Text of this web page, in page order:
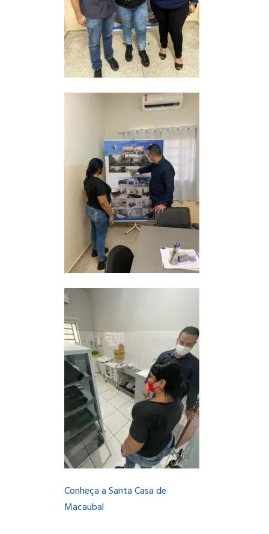
Conheça a Santa Casa de
Macaubal